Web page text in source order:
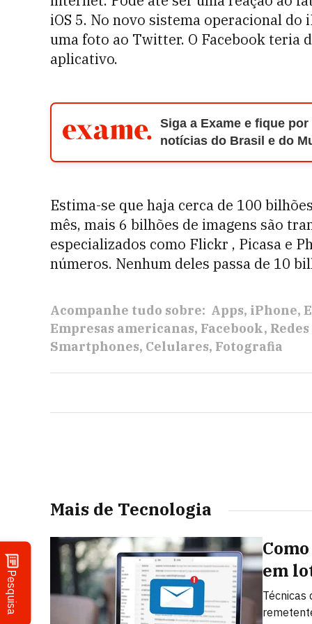
Pesquisa
iOS 5. No novo sistema operacional
uma foto ao Twitter. O Facebook teria
aplicativo.
Siga a Exame e fique
notícias do Brasil e do
Estima-se que haja cerca de 100
mês, mais 6 bilhões de imagens são
especializados como Flickr , Picasa e
números. Nenhum deles passa de 10
Acompanhe tudo sobre: Apps iPhone
Empresas americanas Facebook
Smartphones Celulares Fotografia
Mais de Tecnologia
em